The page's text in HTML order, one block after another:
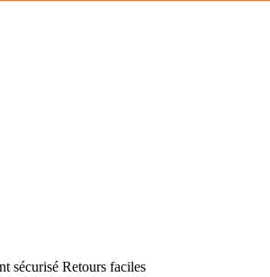
sécurisé Retours faciles